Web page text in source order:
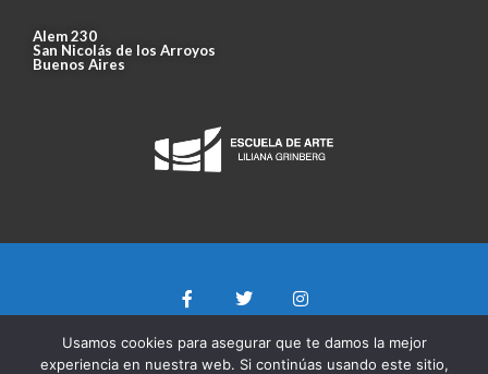
Alem 230
San Nicolás de los Arroyos
Buenos Aires
Usamos cookies para asegurar que te damos la mejor
experiencia en nuestra web. Si continúas usando este sitio,